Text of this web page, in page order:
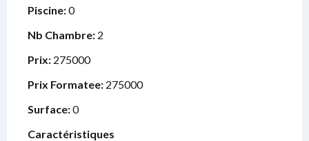
Piscine:0
Nb Chambre: 2
Prix: 275000
Prix Formatee: 275000
Surface:0
Caractéristiques